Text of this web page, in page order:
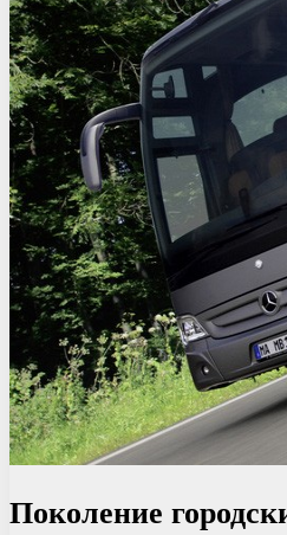
Поколение